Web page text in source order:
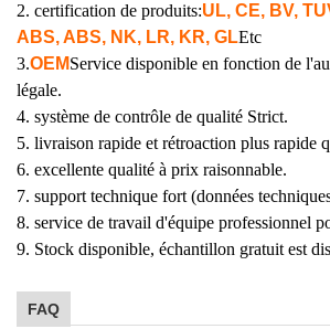
2. certification de produits:UL, CE, BV,
ABS, ABS, NK, LR, KR, GLEtc
3.OEMService disponible en fonction de
légale.
4. système de contrôle de qualité Strict.
5. livraison rapide et rétroaction plus rapide
6. excellente qualité à prix raisonnable.
7. support technique fort (données
8. service de travail d'équipe professionnel
9. Stock disponible, échantillon gratuit est
FAQ